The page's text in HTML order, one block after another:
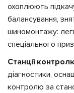
охоплюють
балансування,
шиномонтажу:
спеціального
Станції
діагностики,
контролю за